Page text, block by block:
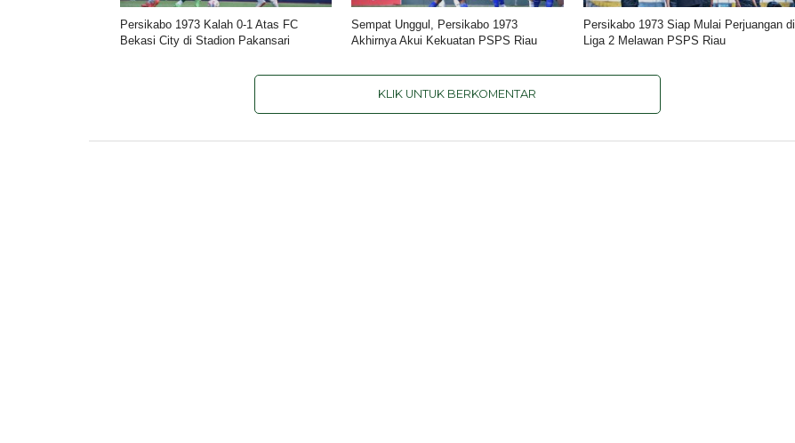
Persikabo 1973 Kalah 0-1 Atas FC
Bekasi City di Stadion Pakansari
Sempat Unggul, Persikabo 1973
Akhirnya Akui Kekuatan PSPS Riau
Persikabo 1973 Siap Mulai Perjuangan di
Liga 2 Melawan PSPS Riau
KLIK UNTUK BERKOMENTAR